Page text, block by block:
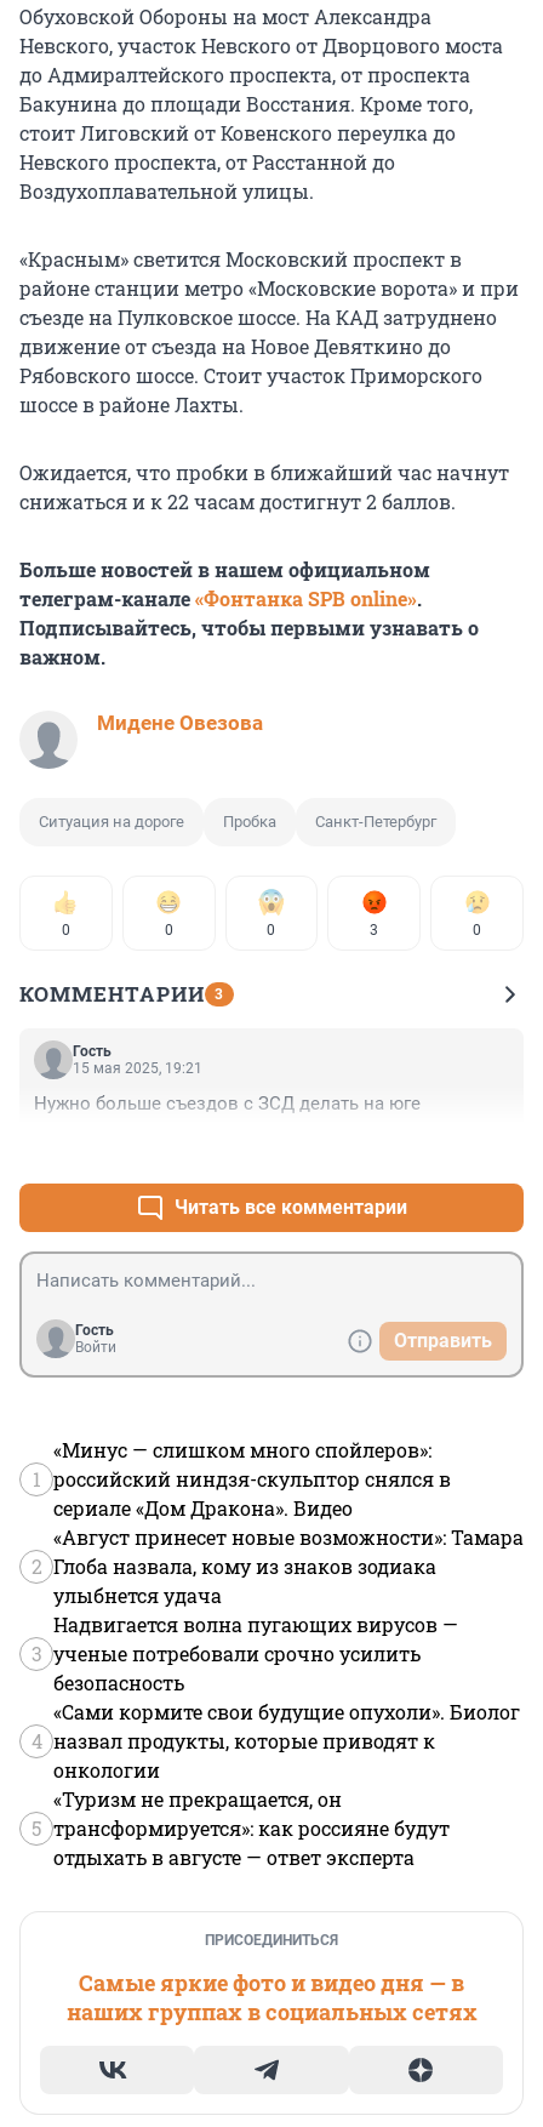
Обуховской Обороны на мост Александра
Невского, участок Невского от Дворцового моста
до Адмиралтейского проспекта, от проспекта
Бакунина до площади Восстания. Кроме того,
стоит Лиговский от Ковенского переулка до
Невского проспекта, от Расстанной до
Воздухоплавательной улицы.
«Красным» светится Московский проспект в
районе станции метро «Московские ворота» и при
съезде на Пулковское шоссе. На КАД затруднено
движение от съезда на Новое Девяткино до
Рябовского шоссе. Стоит участок Приморского
шоссе в районе Лахты.
Ожидается, что пробки в ближайший час начнут
снижаться и к 22 часам достигнут 2 баллов.
Больше новостей в нашем официальном
телеграм-канале«Фонтанка SPB online».
Подписывайтесь, чтобы первыми узнавать о
важном.
Мидене Овезова
Ситуация на дороге Пробка Санкт-Петербург
0 0 0 3 0
КОММЕНТАРИИ 3
Гость
15 мая 2025, 19:21
Нужно больше съездов с ЗСД делать на юге
Читать все комментарии
Гость
Войти
Отправить
1
«Минус — слишком много спойлеров»:
российский ниндзя-скульптор снялся в
сериале «Дом Дракона». Видео
2
«Август принесет новые возможности»: Тамара
Глоба назвала, кому из знаков зодиака
улыбнется удача
3
Надвигается волна пугающих вирусов —
ученые потребовали срочно усилить
безопасность
4
«Сами кормите свои будущие опухоли». Биолог
назвал продукты, которые приводят к
онкологии
5
«Туризм не прекращается, он
трансформируется»: как россияне будут
отдыхать в августе — ответ эксперта
ПРИСОЕДИНИТЬСЯ
Самые яркие фото и видео дня — в
наших группах в социальных сетях